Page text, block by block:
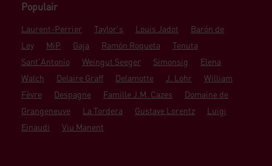
Populair
Laurent-Perrier Taylor's Louis Jadot
Barón de
Ley
MiP Gaja Ramón Roqueta
Tenuta
Sant'Antonio
Weingut Seeger Simonsig
Elena
Walch
Delaire Graff Delamotte J. Lohr
William
Fèvre
Despagne Famille J.M. Cazes
Domaine de
Grangeneuve
La Tordera Gustave Lorentz
Luigi
Einaudi
Viu Manent